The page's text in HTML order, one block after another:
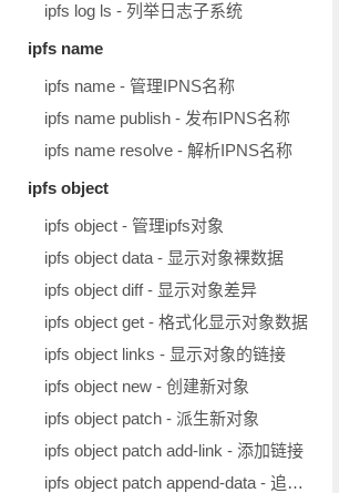
ipfs log ls - 列举日志子系统
ipfs name
ipfs name - 管理IPNS名称
ipfs name publish - 发布IPNS名称
ipfs name resolve - 解析IPNS名称
ipfs object
ipfs object - 管理ipfs对象
ipfs object data - 显示对象裸数据
ipfs object diff - 显示对象差异
ipfs object get - 格式化显示对象数据
ipfs object links - 显示对象的链接
ipfs object new - 创建新对象
ipfs object patch - 派生新对象
ipfs object patch add-link - 添加链接
ipfs object patch append-data - 追加新数据